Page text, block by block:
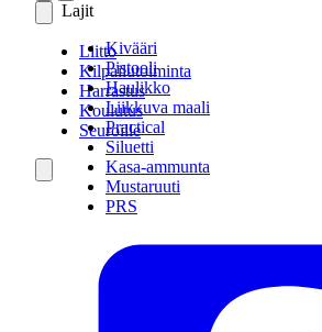
Lajit
Kivääri
Pistooli
Haulikko
Liikkuva maali
Practical
Siluetti
Kasa-ammunta
Mustaruuti
PRS
Liitto
Kilpailutoiminta
Harrastus
Koulutus
Seuroille